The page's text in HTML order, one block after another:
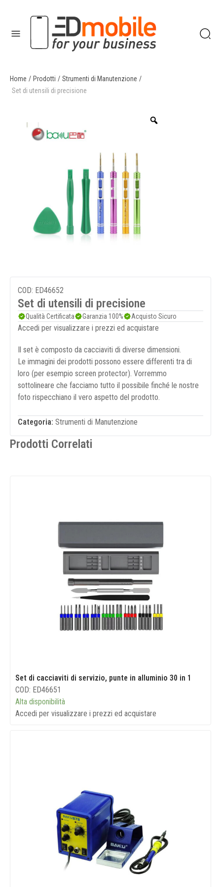
Home / Prodotti / Strumenti di Manutenzione /
Set di utensili di precisione
COD: ED46652
Set di utensili di precisione
Qualità Certificata Garanzia 100% Acquisto Sicuro
Accedi per visualizzare i prezzi ed acquistare
Il set è composto da cacciaviti di diverse dimensioni.
Le immagini dei prodotti possono essere differenti tra di
loro (per esempio screen protector). Vorremmo
sottolineare che facciamo tutto il possibile finché le nostre
foto rispecchiano il vero aspetto del prodotto.
Categoria: Strumenti di Manutenzione
Prodotti Correlati
Set di cacciaviti di servizio, punte in alluminio 30 in 1
COD: ED46651
Alta disponibilità
Accedi per visualizzare i prezzi ed acquistare